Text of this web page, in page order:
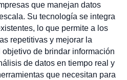
que manejan datos
Su tecnología se integra
lo que permite a los
repetitivas y mejorar la
de brindar información
de datos en tiempo real y
que necesitan para